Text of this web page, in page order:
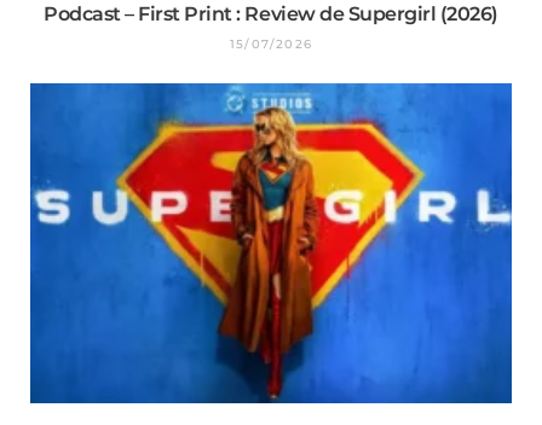
Podcast – First Print : Review de Supergirl (2026)
15/07/2026